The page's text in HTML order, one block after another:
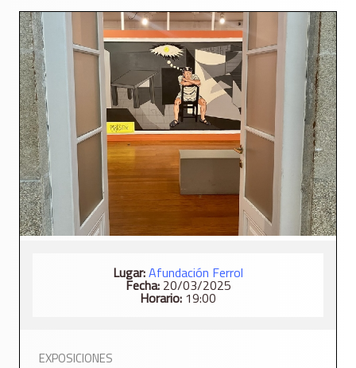
Lugar:Afundación Ferrol
Fecha:20/03/2025
Horario: 19:00
EXPOSICIONES